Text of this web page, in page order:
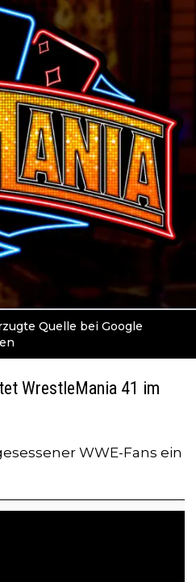
Quelle bei Google
WrestleMania 41 im
WWE-Fans ein